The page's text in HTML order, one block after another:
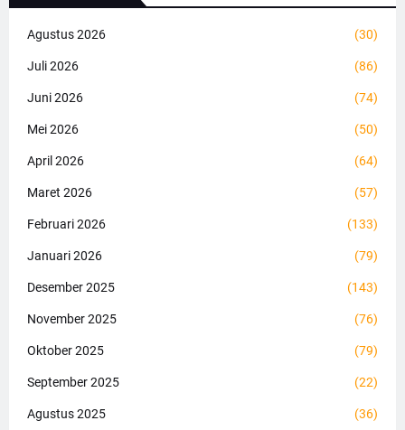
Agustus 2026 (30)
Juli 2026 (86)
Juni 2026 (74)
Mei 2026 (50)
April 2026 (64)
Maret 2026 (57)
Februari 2026 (133)
Januari 2026 (79)
Desember 2025 (143)
November 2025 (76)
Oktober 2025 (79)
September 2025 (22)
Agustus 2025 (36)